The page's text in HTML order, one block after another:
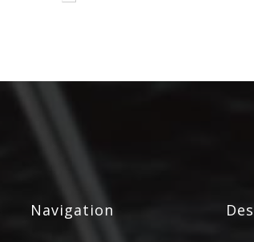
Navigation